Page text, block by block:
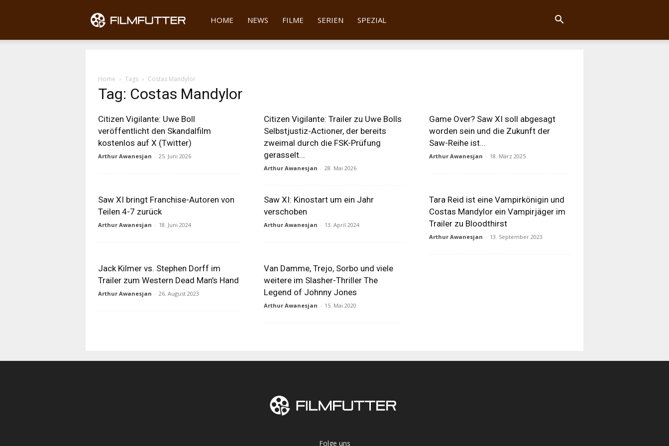
Filmfutter
HOME NEWS FILME SERIEN SPEZIAL
Home Tags Costas Mandylor
Tag: Costas Mandylor
Citizen Vigilante: Uwe Boll
veröffentlicht den Skandalfilm
kostenlos auf X (Twitter)
Arthur Awanesjan - 25. Juni 2026
Citizen Vigilante: Trailer zu Uwe Bolls
Selbstjustiz-Actioner, der bereits
zweimal durch die FSK-Prüfung
gerasselt...
Arthur Awanesjan - 28. Mai 2026
Game Over? Saw XI soll abgesagt
worden sein und die Zukunft der
Saw-Reihe ist...
Arthur Awanesjan - 18. März 2025
Saw XI bringt Franchise-Autoren von
Teilen 4-7 zurück
Arthur Awanesjan - 18. Juni 2024
Saw XI: Kinostart um ein Jahr
verschoben
Arthur Awanesjan - 13. April 2024
Tara Reid ist eine Vampirkönigin und
Costas Mandylor ein Vampirjäger im
Trailer zu Bloodthirst
Arthur Awanesjan - 13. September 2023
Jack Kilmer vs. Stephen Dorff im
Trailer zum Western Dead Man’s Hand
Arthur Awanesjan - 26. August 2023
Van Damme, Trejo, Sorbo und viele
weitere im Slasher-Thriller The
Legend of Johnny Jones
Arthur Awanesjan - 15. Mai 2020
Folge uns